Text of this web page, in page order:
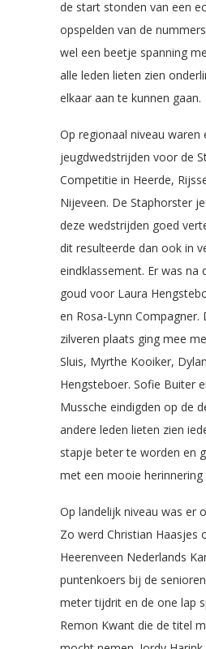
de start stonden van een
opspelden van de
wel een beetje spanning
alle leden lieten zien
elkaar aan te kunnen gaan.
Op regionaal niveau waren
jeugdwedstrijden voor de
Competitie in Heerde,
Nijeveen. De Staphorster
deze wedstrijden goed
dit resulteerde dan ook in
eindklassement. Er was na
goud voor Laura
en Rosa-Lynn Compagner.
zilveren plaats ging mee
Sluis, Myrthe Kooiker,
Hengsteboer. Sofie Buiter
Mussche eindigden op de
andere leden lieten zien
stapje beter te worden en
met een mooie herinnering
Op landelijk niveau was er
Zo werd Christian Haasjes
Heerenveen Nederlands
puntenkoers bij de
meter tijdrit en de one lap
Remon Kwant die de titel